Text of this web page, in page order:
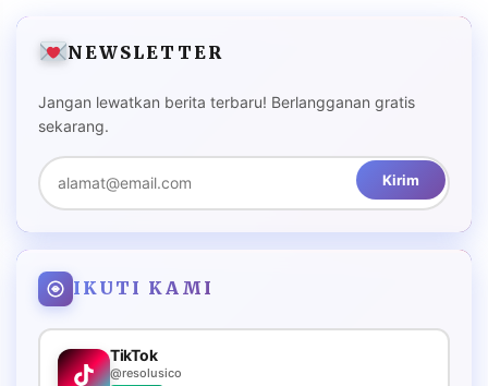
NEWSLETTER
Jangan lewatkan berita terbaru! Berlangganan gratis
sekarang.
Kirim
IKUTI KAMI
TikTok
@resolusico